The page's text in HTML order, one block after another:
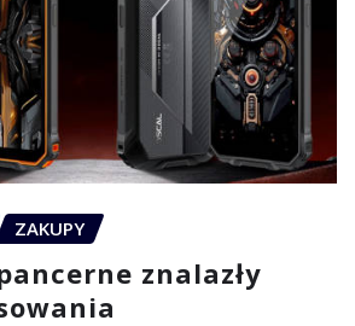
ZAKUPY
znalazły